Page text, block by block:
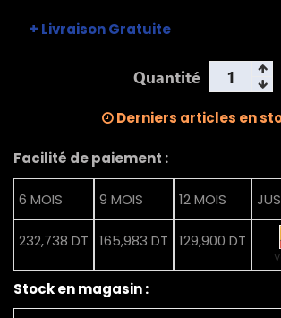
+ Livraison Gratuite
Quantité
Derniers articles en
Facilité de paiement :
6 MOIS
232,738 DT
9 MOIS
165,983 DT
12 MOIS
129,900 DT
Stock en magasin :